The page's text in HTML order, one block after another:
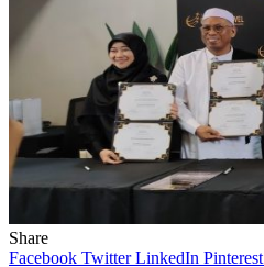
Share
Facebook Twitter LinkedIn Pinterest